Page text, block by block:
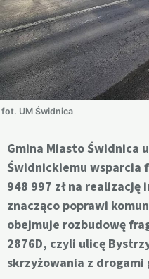
fot. UM Świdnica
Gmina Miasto Świdnica
Świdnickiemu wsparcia
948 997 zł na
znacząco poprawi
obejmuje rozbudowę
2876D, czyli ulicę
skrzyżowania z drogami